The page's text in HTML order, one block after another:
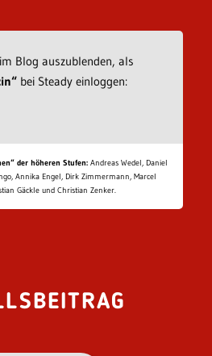
Blog auszublenden, als
bei Steady einloggen:
der höheren Stufen: Andreas Wedel, Daniel
Annika Engel, Dirk Zimmermann, Marcel
Gäckle und Christian Zenker.